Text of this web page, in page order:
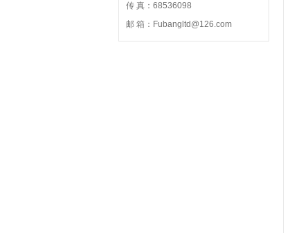
传 真：68536098
邮 箱：Fubangltd@126.com